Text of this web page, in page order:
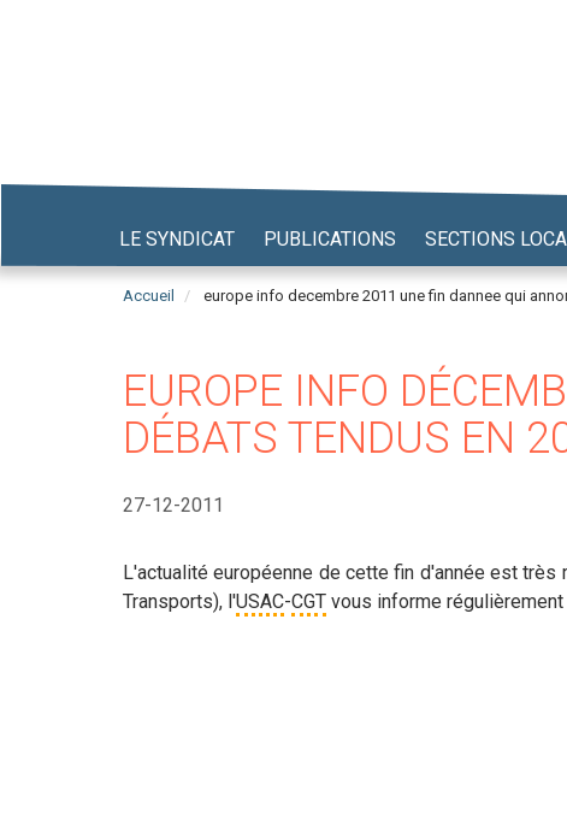
LE SYNDICAT PUBLICATIONS SECTIONS
Accueil europe info decembre 2011 une fin dannee qui
EUROPE INFO
DÉBATS TENDUS EN
27-12-2011
L'actualité européenne de cette fin d'année est
Transports), l'USAC-CGT vous informe